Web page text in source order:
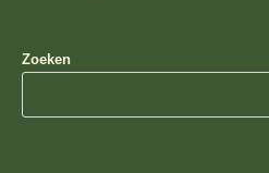
Zoeken